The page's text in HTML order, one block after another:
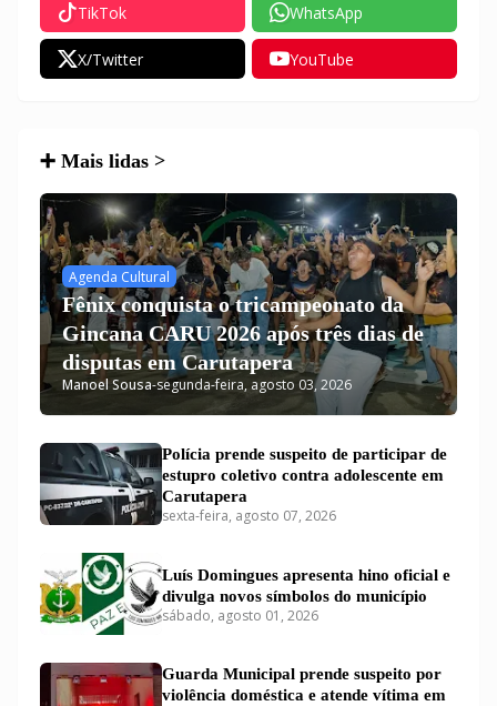
TikTok WhatsApp
X/Twitter YouTube
➕ Mais lidas >
Agenda Cultural
Fênix conquista o tricampeonato da
Gincana CARU 2026 após três dias de
disputas em Carutapera
Manoel Sousa-segunda-feira, agosto 03, 2026
Polícia prende suspeito de participar de
estupro coletivo contra adolescente em
Carutapera
sexta-feira, agosto 07, 2026
Luís Domingues apresenta hino oficial e
divulga novos símbolos do município
sábado, agosto 01, 2026
Guarda Municipal prende suspeito por
violência doméstica e atende vítima em